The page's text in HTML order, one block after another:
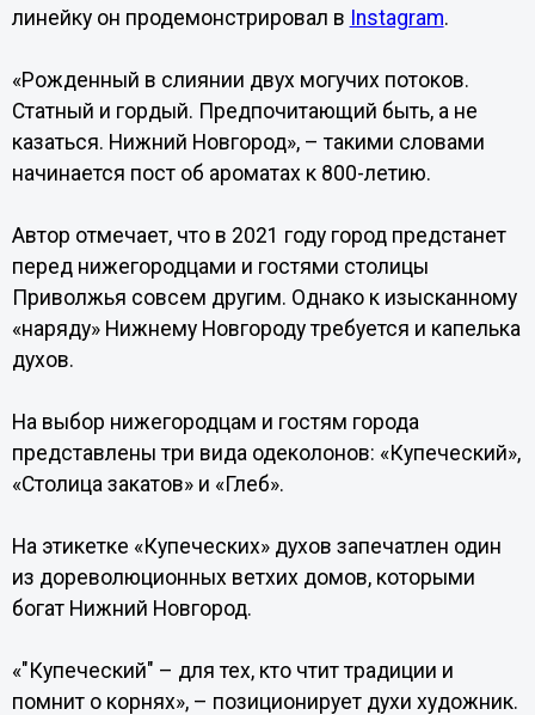
линейку он продемонстрировал в Instagram.
«Рожденный в слиянии двух могучих потоков.
Статный и гордый. Предпочитающий быть, а не
казаться. Нижний Новгород», – такими словами
начинается пост об ароматах к 800-летию.
Автор отмечает, что в 2021 году город предстанет
перед нижегородцами и гостями столицы
Приволжья совсем другим. Однако к изысканному
«наряду» Нижнему Новгороду требуется и капелька
духов.
На выбор нижегородцам и гостям города
представлены три вида одеколонов: «Купеческий»,
«Столица закатов» и «Глеб».
На этикетке «Купеческих» духов запечатлен один
из дореволюционных ветхих домов, которыми
богат Нижний Новгород.
«"Купеческий" – для тех, кто чтит традиции и
помнит о корнях», – позиционирует духи художник.